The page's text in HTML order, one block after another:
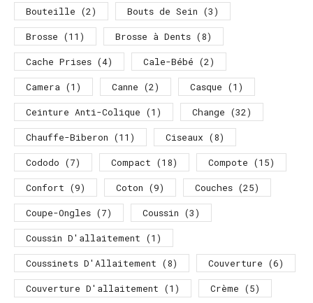
Bouteille (2) Bouts de Sein (3)
Brosse (11) Brosse à Dents (8)
Cache Prises (4) Cale-Bébé (2)
Camera (1) Canne (2) Casque (1)
Ceinture Anti-Colique (1) Change (32)
Chauffe-Biberon (11) Ciseaux (8)
Cododo (7) Compact (18) Compote (15)
Confort (9) Coton (9) Couches (25)
Coupe-Ongles (7) Coussin (3)
Coussin D'allaitement (1)
Coussinets D'Allaitement (8) Couverture (6)
Couverture D'allaitement (1) Crème (5)